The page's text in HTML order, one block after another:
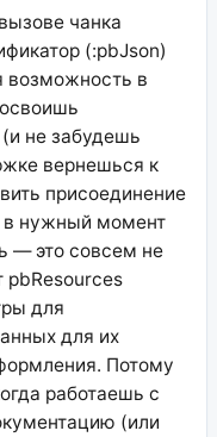
чанка
(:pbJson)
возможность в
не забудешь
вернешься к
присоединение
в нужный момент
— это совсем не
pbResources
для
для их
Потому
работаешь с
(или